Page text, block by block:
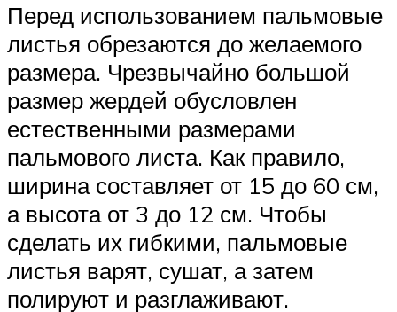
Перед использованием пальмовые
листья обрезаются до желаемого
размера. Чрезвычайно большой
размер жердей обусловлен
естественными размерами
пальмового листа. Как правило,
ширина составляет от 15 до 60 см,
а высота от 3 до 12 см. Чтобы
сделать их гибкими, пальмовые
листья варят, сушат, а затем
полируют и разглаживают.